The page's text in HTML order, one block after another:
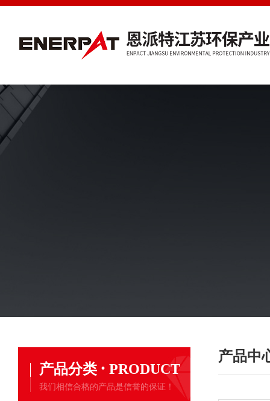
产品分类 · PRODUCT
我们相信合格的产品是信誉的保证！
产品中